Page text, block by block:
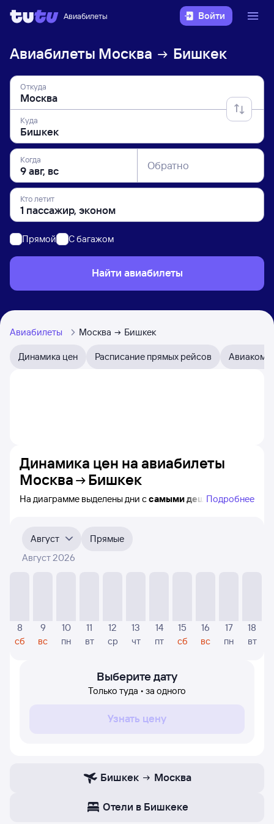
Авиабилеты Войти
Авиабилеты Москва Бишкек
Откуда
Куда
Когда Обратно
Кто летит
Прямой C багажом
Найти авиабилеты
Авиабилеты Москва Бишкек
Динамика цен Расписание прямых рейсов
Динамика цен на авиабилеты
Москва
Бишкек
На диаграмме выделены дни ссамыми дешёвыми
5 месяца. Выберите дату, перейдите по клику к поиску
авиабилетов и просмотру
Если никто не искал авиабилетов по маршруту
Москва — Бишкек, то цены могут отсутствовать
частично или полностью. В этом случае заполните
Подробнее
Август
Прямые
Август 2026
8
сб
9
вс
10
пн
11
вт
12
ср
13
чт
14
пт
15
сб
16
вс
17
пн
18
вт
Выберите дату
Только туда • за одного
Узнать цену
Бишкек Москва
Отели в Бишкеке